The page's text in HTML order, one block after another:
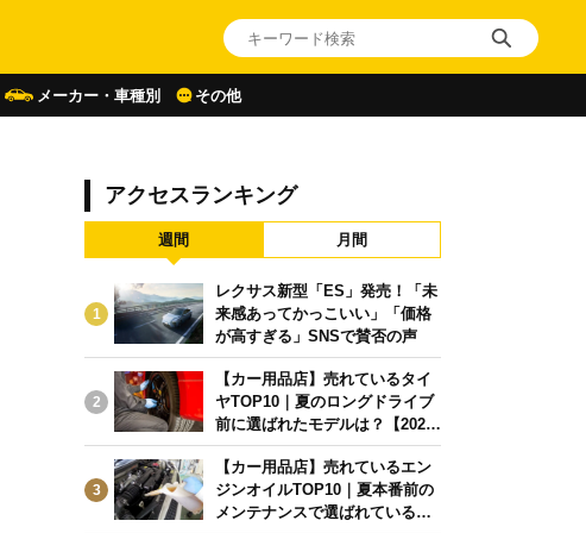
メーカー・車種別 その他
アクセスランキング
週間 月間
1
レクサス新型「ES」発売！「未
来感あってかっこいい」「価格
が高すぎる」SNSで賛否の声
2
【カー用品店】売れているタイ
ヤTOP10｜夏のロングドライブ
前に選ばれたモデルは？【2026
年6月版】
3
【カー用品店】売れているエン
ジンオイルTOP10｜夏本番前の
メンテナンスで選ばれている人